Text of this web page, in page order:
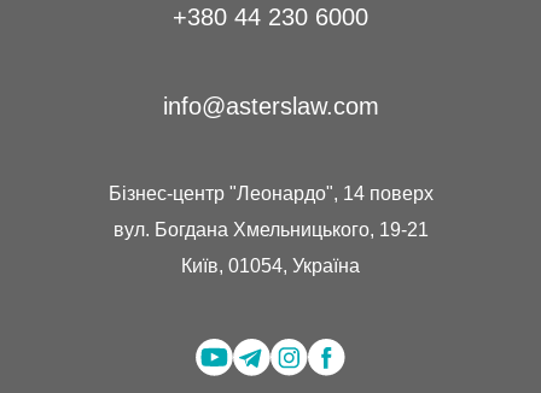
+380 44 230 6000
info@asterslaw.com
Бізнес-центр "Леонардо", 14 поверх
вул. Богдана Хмельницького, 19-21
Київ, 01054, Україна